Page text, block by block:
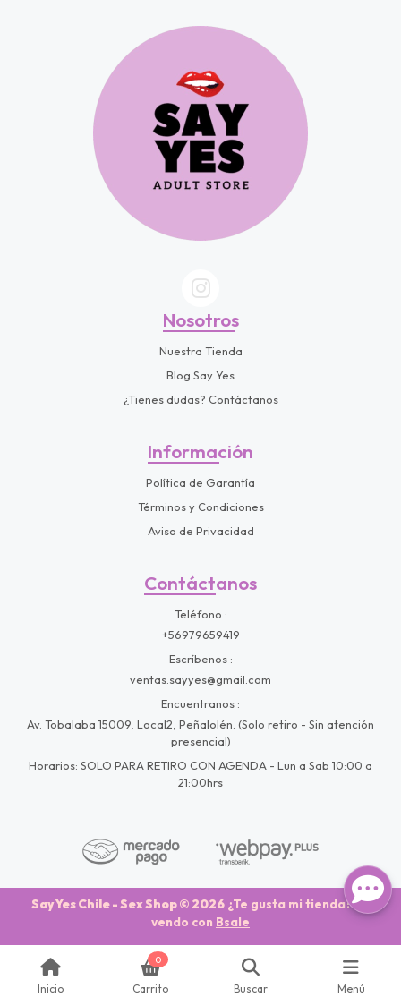
Nosotros
Nuestra Tienda
Blog Say Yes
¿Tienes dudas? Contáctanos
Información
Política de Garantía
Términos y Condiciones
Aviso de Privacidad
Contáctanos
Teléfono
+56979659419
Escríbenos
ventas.sayyes@gmail.com
Encuentranos
Av. Tobalaba 15009, Local2, Peñalolén. (Solo retiro - Sin atención
presencial)
Horarios: SOLO PARA RETIRO CON AGENDA - Lun a Sab 10:00 a
21:00hrs
Say Yes Chile - Sex Shop © 2026 ¿Te gusta mi tienda? Yo
vendo con Bsale
Inicio
0
Carrito Buscar Menú